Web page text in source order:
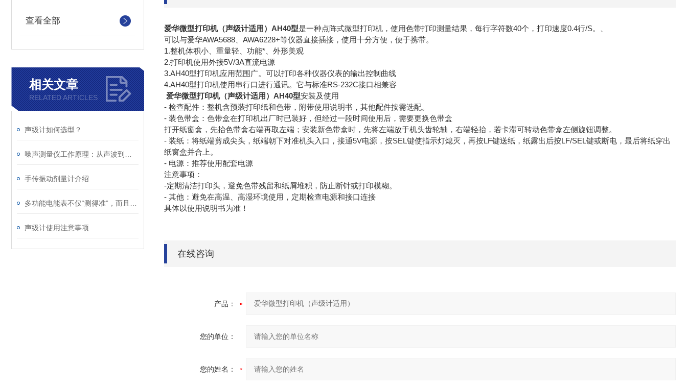
查看全部
相关文章
RELATED ARTICLES
声级计如何选型？
手传振动剂量计介绍
声级计使用注意事项
爱华微型打印机（声级计适用） AH40型是一种点阵式微型打印机，使用色带打印测量结果，每行字符数40个，打印速度0.4行/S。、
可以与爱华AWA5688、AWA6228+等仪器直接插接，使用十分方便，便于携带。
1.整机体积小、重量轻、功能*、外形美观
2.打印机使用外接5V/3A直流电源
3.AH40型打印机应用范围广。可以打印各种仪器仪表的输出控制曲线
4.AH40型打印机使用串行口进行通讯。它与标准RS-232C接口相兼容
爱华微型打印机（声级计适用） AH40型安装及使用
- 检查配件：整机含预装打印纸和色带，附带使用说明书，其他配件按需选配。
- 装色带盒：色带盒在打印机出厂时已装好，但经过一段时间使用后，需要更换色带盒
打开纸窗盒，先抬色带盒右端再取左端；安装新色带盒时，先将左端放于机头齿轮轴，右端轻抬，若卡滞可转动色带盒左侧旋钮调整。
- 装纸：将纸端剪成尖头，纸端朝下对准机头入口，接通5V电源，按SEL键使指示灯熄灭，再按LF键送纸，纸露出后按LF/SEL键或断电，最后将纸穿出
纸窗盒并合上。
- 电源：推荐使用配套电源
注意事项：
-定期清洁打印头，避免色带残留和纸屑堆积，防止断针或打印模糊。
- 其他：避免在高温、高湿环境使用，定期检查电源和接口连接
具体以使用说明书为准！
在线咨询
产品：
您的单位：
您的姓名：